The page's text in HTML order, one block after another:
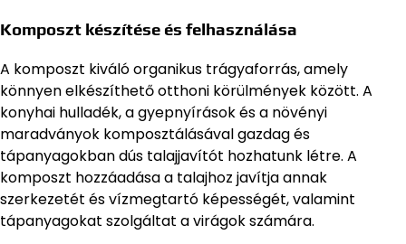
Komposzt készítése és felhasználása
A komposzt kiváló organikus trágyaforrás, amely
könnyen elkészíthető otthoni körülmények között. A
konyhai hulladék, a gyepnyírások és a növényi
maradványok komposztálásával gazdag és
tápanyagokban dús talajjavítót hozhatunk létre. A
komposzt hozzáadása a talajhoz javítja annak
szerkezetét és vízmegtartó képességét, valamint
tápanyagokat szolgáltat a virágok számára.